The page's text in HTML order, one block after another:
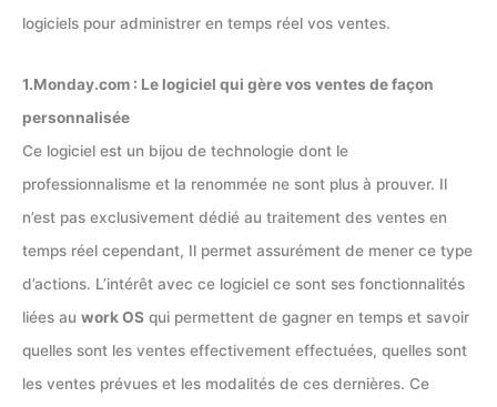
logiciels pour administrer en temps réel vos ventes.
1.Monday.com : Le logiciel qui gère vos ventes de façon
personnalisée
Ce logiciel est un bijou de technologie dont le
professionnalisme et la renommée ne sont plus à prouver. Il
n’est pas exclusivement dédié au traitement des ventes en
temps réel cependant, Il permet assurément de mener ce type
d’actions. L’intérêt avec ce logiciel ce sont ses fonctionnalités
liées au work OS qui permettent de gagner en temps et savoir
quelles sont les ventes effectivement effectuées, quelles sont
les ventes prévues et les modalités de ces dernières. Ce